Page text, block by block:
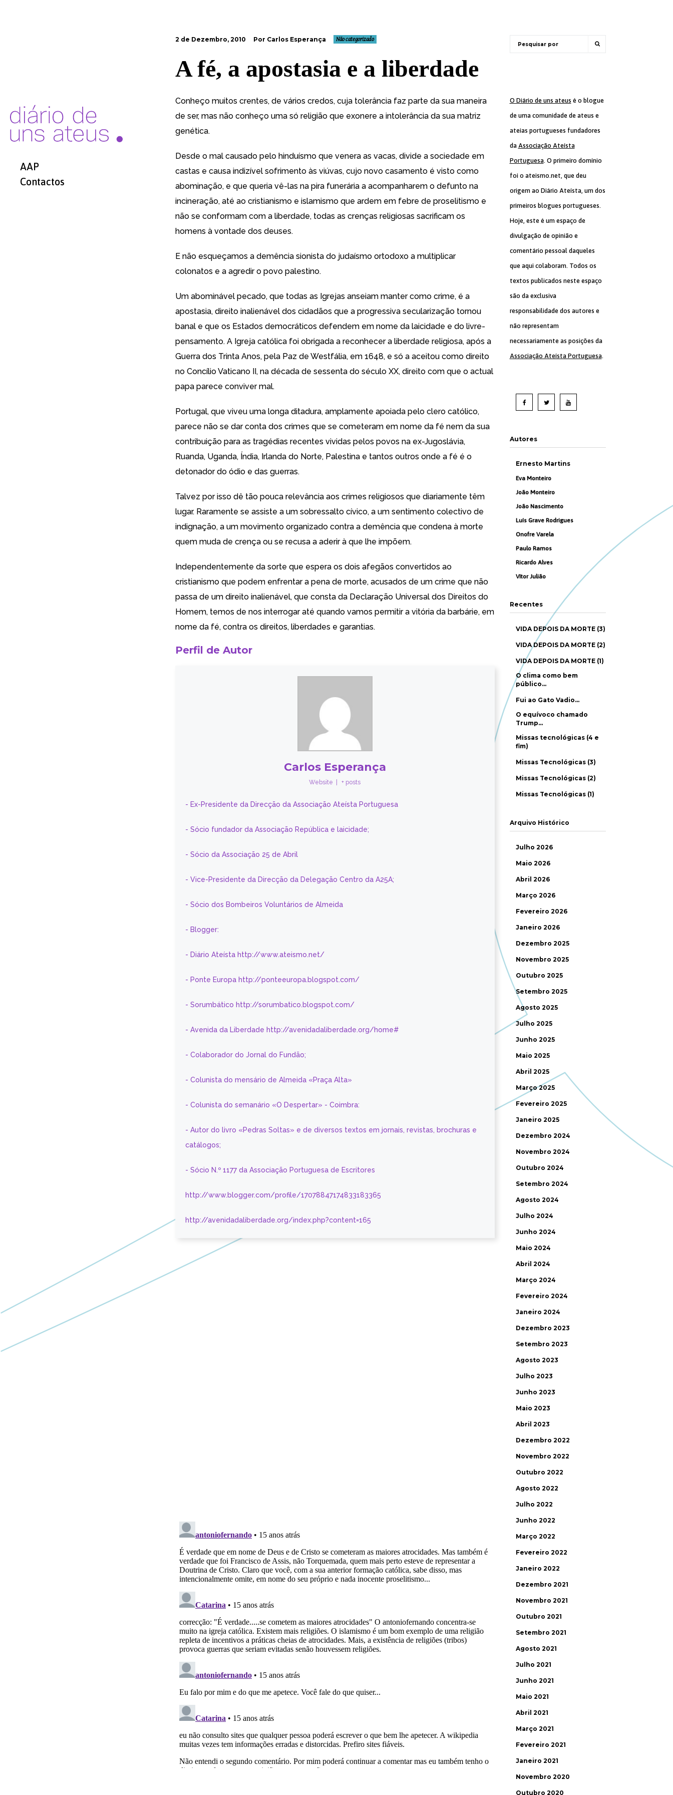
AAP
Contactos
2 de Dezembro, 2010 Por Carlos Esperança Não categorizado
A fé, a apostasia e a liberdade
Conheço muitos crentes, de vários credos, cuja tolerância faz parte da sua maneira
de ser, mas não conheço uma só religião que exonere a intolerância da sua matriz
genética.
Desde o mal causado pelo hinduísmo que venera as vacas, divide a sociedade em
castas e causa indizível sofrimento às viúvas, cujo novo casamento é visto como
abominação, e que queria vê-las na pira funerária a acompanharem o defunto na
incineração, até ao cristianismo e islamismo que ardem em febre de proselitismo e
não se conformam com a liberdade, todas as crenças religiosas sacrificam os
homens à vontade dos deuses.
E não esqueçamos a demência sionista do judaísmo ortodoxo a multiplicar
colonatos e a agredir o povo palestino.
Um abominável pecado, que todas as Igrejas anseiam manter como crime, é a
apostasia, direito inalienável dos cidadãos que a progressiva secularização tornou
banal e que os Estados democráticos defendem em nome da laicidade e do livre-
pensamento. A Igreja católica foi obrigada a reconhecer a liberdade religiosa, após a
Guerra dos Trinta Anos, pela Paz de Westfália, em 1648, e só a aceitou como direito
no Concílio Vaticano II, na década de sessenta do século XX, direito com que o actual
papa parece conviver mal.
Portugal, que viveu uma longa ditadura, amplamente apoiada pelo clero católico,
parece não se dar conta dos crimes que se cometeram em nome da fé nem da sua
contribuição para as tragédias recentes vividas pelos povos na ex-Jugoslávia,
Ruanda, Uganda, Índia, Irlanda do Norte, Palestina e tantos outros onde a fé é o
detonador do ódio e das guerras.
Talvez por isso dê tão pouca relevância aos crimes religiosos que diariamente têm
lugar. Raramente se assiste a um sobressalto cívico, a um sentimento colectivo de
indignação, a um movimento organizado contra a demência que condena à morte
quem muda de crença ou se recusa a aderir à que lhe impõem.
Independentemente da sorte que espera os dois afegãos convertidos ao
cristianismo que podem enfrentar a pena de morte, acusados de um crime que não
passa de um direito inalienável, que consta da Declaração Universal dos Direitos do
Homem, temos de nos interrogar até quando vamos permitir a vitória da barbárie, em
nome da fé, contra os direitos, liberdades e garantias.
Perfil de Autor
Carlos Esperança
Website + posts
- Ex-Presidente da Direcção da Associação Ateísta Portuguesa
- Sócio fundador da Associação República e laicidade;
- Sócio da Associação 25 de Abril
- Vice-Presidente da Direcção da Delegação Centro da A25A;
- Sócio dos Bombeiros Voluntários de Almeida
- Blogger:
- Diário Ateísta http://www.ateismo.net/
- Ponte Europa http://ponteeuropa.blogspot.com/
- Sorumbático http://sorumbatico.blogspot.com/
- Avenida da Liberdade http://avenidadaliberdade.org/home#
- Colaborador do Jornal do Fundão;
- Colunista do mensário de Almeida «Praça Alta»
- Colunista do semanário «O Despertar» - Coimbra:
- Autor do livro «Pedras Soltas» e de diversos textos em jornais, revistas, brochuras e
catálogos;
- Sócio N.º 1177 da Associação Portuguesa de Escritores
http://www.blogger.com/profile/17078847174833183365
http://avenidadaliberdade.org/index.php?content=165
O Diário de uns ateus é o blogue
de uma comunidade de ateus e
ateias portugueses fundadores
da Associação Ateísta
Portuguesa. O primeiro domínio
foi o ateismo.net, que deu
origem ao Diário Ateísta, um dos
primeiros blogues portugueses.
Hoje, este é um espaço de
divulgação de opinião e
comentário pessoal daqueles
que aqui colaboram. Todos os
textos publicados neste espaço
são da exclusiva
responsabilidade dos autores e
não representam
necessariamente as posições da
Associação Ateísta Portuguesa.
Autores
Ernesto Martins
Eva Monteiro
João Monteiro
João Nascimento
Luís Grave Rodrigues
Onofre Varela
Paulo Ramos
Ricardo Alves
Vítor Julião
Recentes
VIDA DEPOIS DA MORTE (3)
VIDA DEPOIS DA MORTE (2)
VIDA DEPOIS DA MORTE (1)
O clima como bem
público…
Fui ao Gato Vadio…
O equívoco chamado
Trump…
Missas tecnológicas (4 e
fim)
Missas Tecnológicas (3)
Missas Tecnológicas (2)
Missas Tecnológicas (1)
Arquivo Histórico
Julho 2026
Maio 2026
Abril 2026
Março 2026
Fevereiro 2026
Janeiro 2026
Dezembro 2025
Novembro 2025
Outubro 2025
Setembro 2025
Agosto 2025
Julho 2025
Junho 2025
Maio 2025
Abril 2025
Março 2025
Fevereiro 2025
Janeiro 2025
Dezembro 2024
Novembro 2024
Outubro 2024
Setembro 2024
Agosto 2024
Julho 2024
Junho 2024
Maio 2024
Abril 2024
Março 2024
Fevereiro 2024
Janeiro 2024
Dezembro 2023
Setembro 2023
Agosto 2023
Julho 2023
Junho 2023
Maio 2023
Abril 2023
Dezembro 2022
Novembro 2022
Outubro 2022
Agosto 2022
Julho 2022
Junho 2022
Março 2022
Fevereiro 2022
Janeiro 2022
Dezembro 2021
Novembro 2021
Outubro 2021
Setembro 2021
Agosto 2021
Julho 2021
Junho 2021
Maio 2021
Abril 2021
Março 2021
Fevereiro 2021
Janeiro 2021
Novembro 2020
Outubro 2020